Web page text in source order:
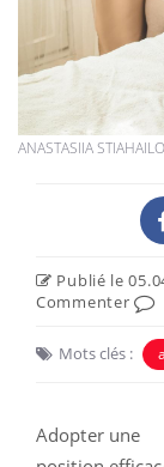
ANASTASIIA
Publié le
Commenter
Mots clés :
Adopter une